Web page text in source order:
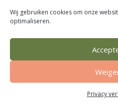
Wij gebruiken cookies om onze
optimaliseren.
Privacy